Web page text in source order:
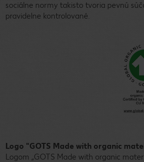
sociálne normy takisto tvoria pevnú
pravidelne kontrolované.
Logo "GOTS Made with organic
Logom „GOTS Made with organic